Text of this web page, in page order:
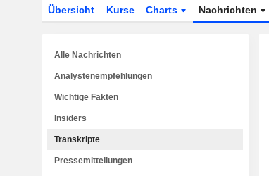
Übersicht Kurse Charts Nachrichten
Alle Nachrichten
Analystenempfehlungen
Wichtige Fakten
Insiders
Transkripte
Pressemitteilungen